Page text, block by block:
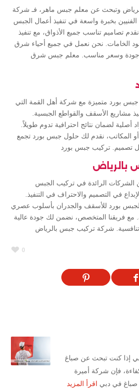
وتبحث عن معلم جبس ماهر، فـ شركة
بخبرة واسعة في تنفيذ أعمال الجبس
تصاميم تناسب جميع الأذواق، مع تنفيذ
الخامات. نحن نعمل في جميع أحياء شرق
جودة وسعر مناسب. معلم جبس شرق
بورد متميزة مع شركة أهل القمة التي
مشاريع الأسقف والقواطع الجبسية.
أصلية لضمان نتائج احترافية تدوم طويلاً.
أو المكاتب، نقدم لك حلول جبس بورد تجمع
تصميم. تركيب جبس بورد
بالرياض
الشركات الرائدة في تركيب الجبس
في التصميم والاحتراف في التنفيذ.
بورد للأسقف والجدران بأسلوب عصري
فريقنا المتخصص، نضمن لك جودة عالية
شركة تركيب جبس بالرياض
0
إذا كنت تبحث عن صباغ
فإن شركة أميرة
صباغ في دبي اقرأ المزيد